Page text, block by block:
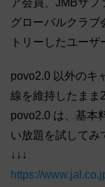
ア会員、JMBサフ
グローバルクラブ
トリーしたユーザ
povo2.0 以外のキ
線を維持したまま
povo2.0 は、基本
い放題を試してみ
↓↓↓
https://